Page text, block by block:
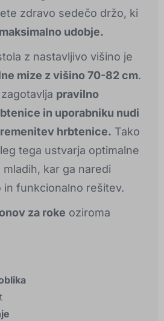
zdravo sedečo držo, ki
maksimalno udobje.
z nastavljivo višino je
mize z višino 70-82 cm.
pravilno
in uporabniku nudi
hrbtenice. Tako
tega ustvarja optimalne
kar ga naredi
in funkcionalno rešitev.
za roke oziroma